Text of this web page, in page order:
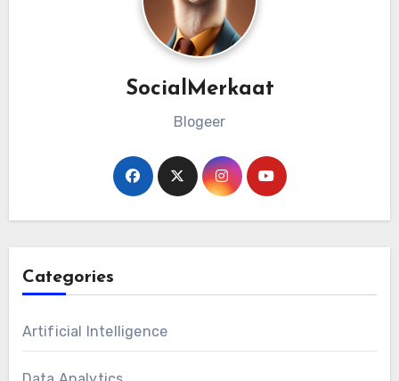
SocialMerkaat
Blogeer
Categories
Artificial Intelligence